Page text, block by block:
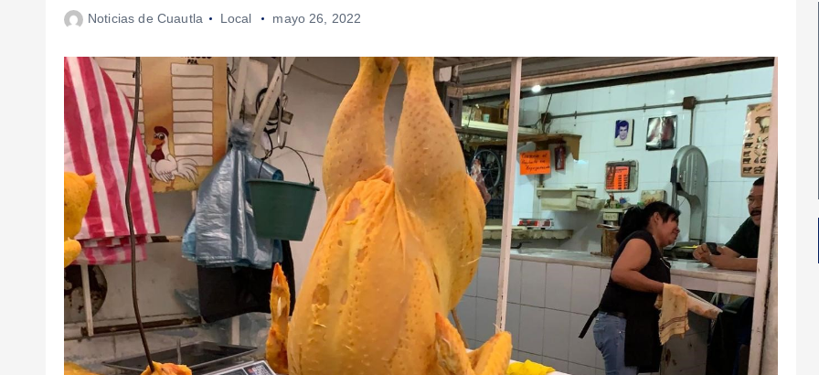
Noticias de Cuautla Local mayo 26, 2022